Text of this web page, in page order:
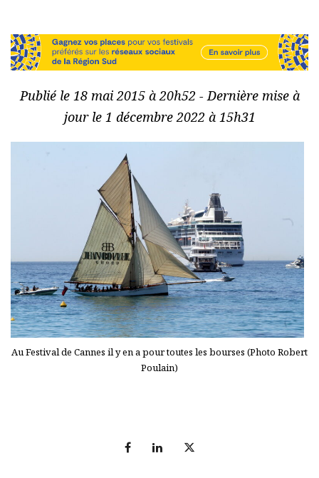
Publié le 18 mai 2015 à 20h52 - Dernière mise à
jour le 1 décembre 2022 à 15h31
Au Festival de Cannes il y en a pour toutes les bourses (Photo Robert
Poulain)